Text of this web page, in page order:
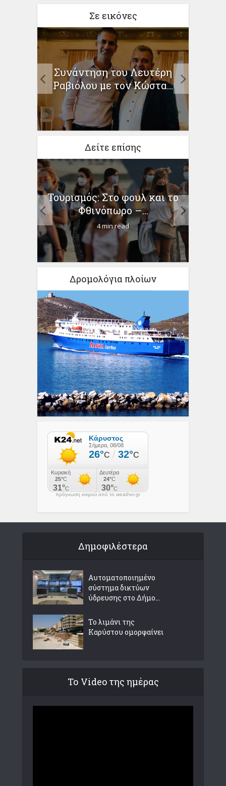
Σε εικόνες
Συνάντηση του Λευτέρη
Ραβιόλου με τον Κώστα...
Δείτε επίσης
Τουρισμός: Στο φουλ και το
Φθινόπωρο –...
4 min read
Δρομολόγια πλοίων
πρόγνωση καιρού από το weather.gr
Δημοφιλέστερα
Αυτοματοποιημένο
σύστημα δικτύων
ύδρευσης στο Δήμο...
Το λιμάνι της
Καρύστου ομορφαίνει
Το Video της ημέρας